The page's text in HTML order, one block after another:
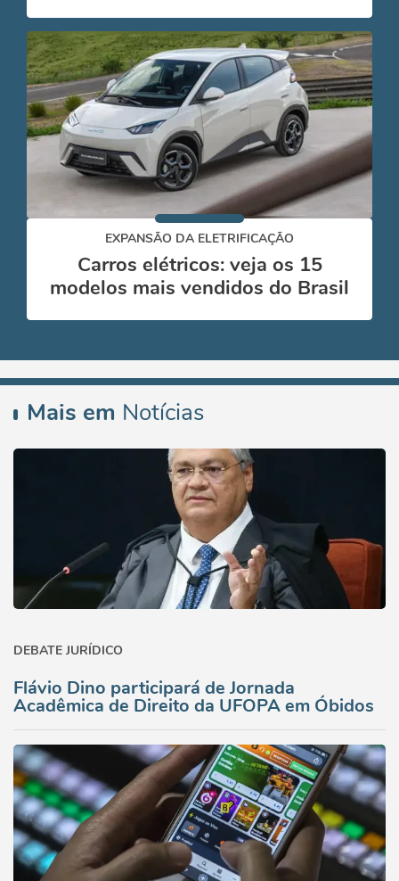
EXPANSÃO DA ELETRIFICAÇÃO
Carros elétricos: veja os 15
modelos mais vendidos do Brasil
Mais em Notícias
DEBATE JURÍDICO
Flávio Dino participará de Jornada
Acadêmica de Direito da UFOPA em Óbidos